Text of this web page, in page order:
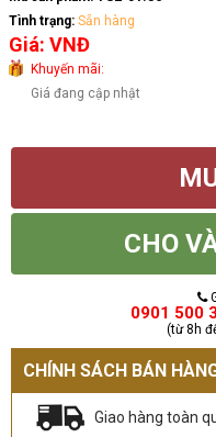
Tình trạng: Sẵn hàng
Giá: VNĐ
Khuyến mãi:
Giá đang cập nhật
CHO
0901 500
(từ 8h
CHÍNH SÁCH BÁN
Giao hàng toàn